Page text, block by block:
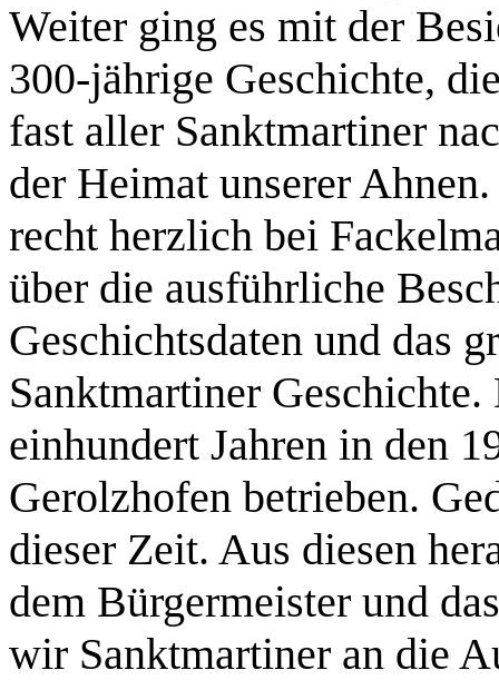
Weiter ging es mit der
300-jährige Geschichte,
fast aller Sanktmartiner
der Heimat unserer
recht herzlich bei
über die ausführliche
Geschichtsdaten und das
Sanktmartiner
einhundert Jahren in den
Gerolzhofen betrieben.
dieser Zeit. Aus diesen
dem Bürgermeister und
wir Sanktmartiner an die